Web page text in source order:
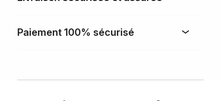
Paiement 100% sécurisé